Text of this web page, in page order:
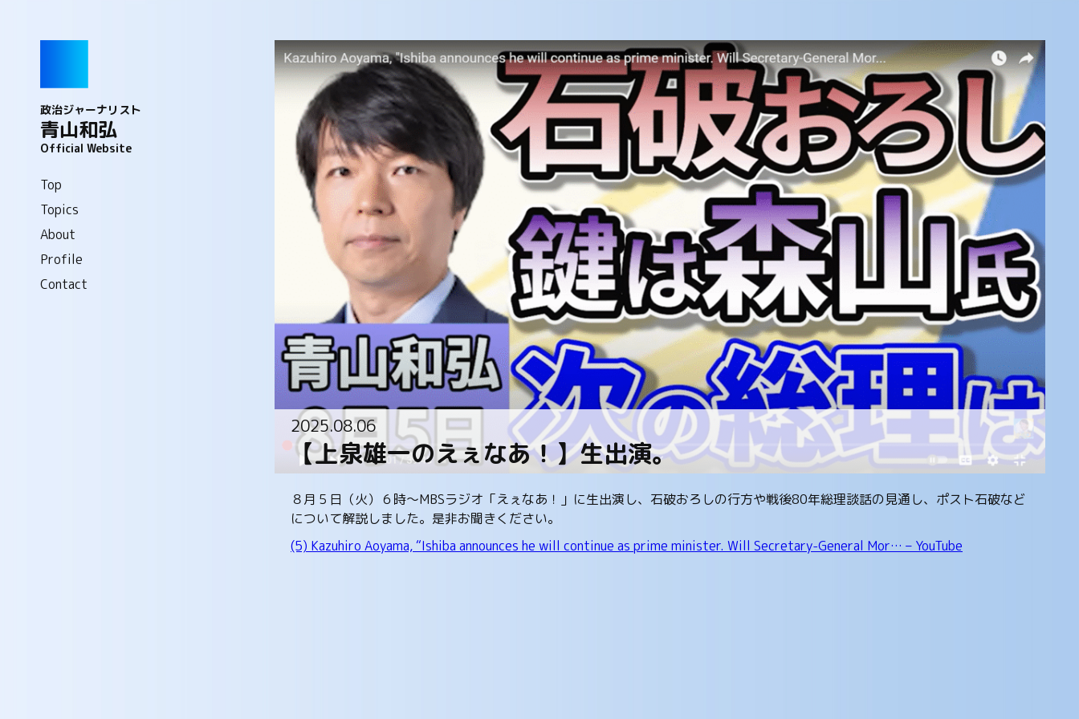
政治ジャーナリスト
青山和弘
Official Website
Top
Topics
About
Profile
Contact
2025.08.06
【上泉雄一のえぇなあ！】生出演。
８月５日（火）６時～MBSラジオ「えぇなあ！」に生出演し、石破おろしの行方や戦後80年総理談話の見通し、ポスト石破など
について解説しました。是非お聞きください。
(5) Kazuhiro Aoyama, “Ishiba announces he will continue as prime minister. Will Secretary-General Mor… – YouTube